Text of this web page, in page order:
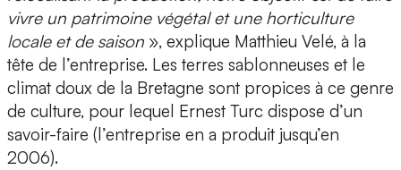
vivre un patrimoine végétal et une horticulture
locale et de saison », explique Matthieu Velé, à la
tête de l’entreprise. Les terres sablonneuses et le
climat doux de la Bretagne sont propices à ce genre
de culture, pour lequel Ernest Turc dispose d’un
savoir-faire (l’entreprise en a produit jusqu’en
2006).